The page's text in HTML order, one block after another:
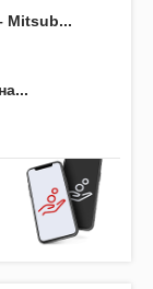
Mitsub...